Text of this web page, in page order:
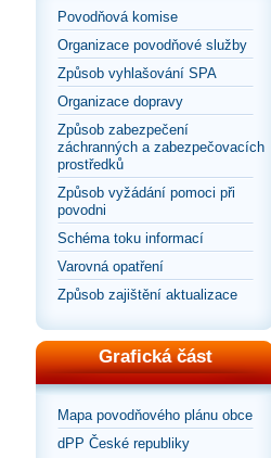
Povodňová komise
Organizace povodňové služby
Způsob vyhlašování SPA
Organizace dopravy
Způsob zabezpečení
záchranných a zabezpečovacích
prostředků
Způsob vyžádání pomoci při
povodni
Schéma toku informací
Varovná opatření
Způsob zajištění aktualizace
Grafická část
Mapa povodňového plánu obce
dPP České republiky